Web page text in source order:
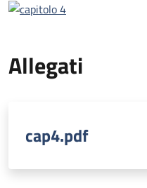
Allegati
cap4.pdf